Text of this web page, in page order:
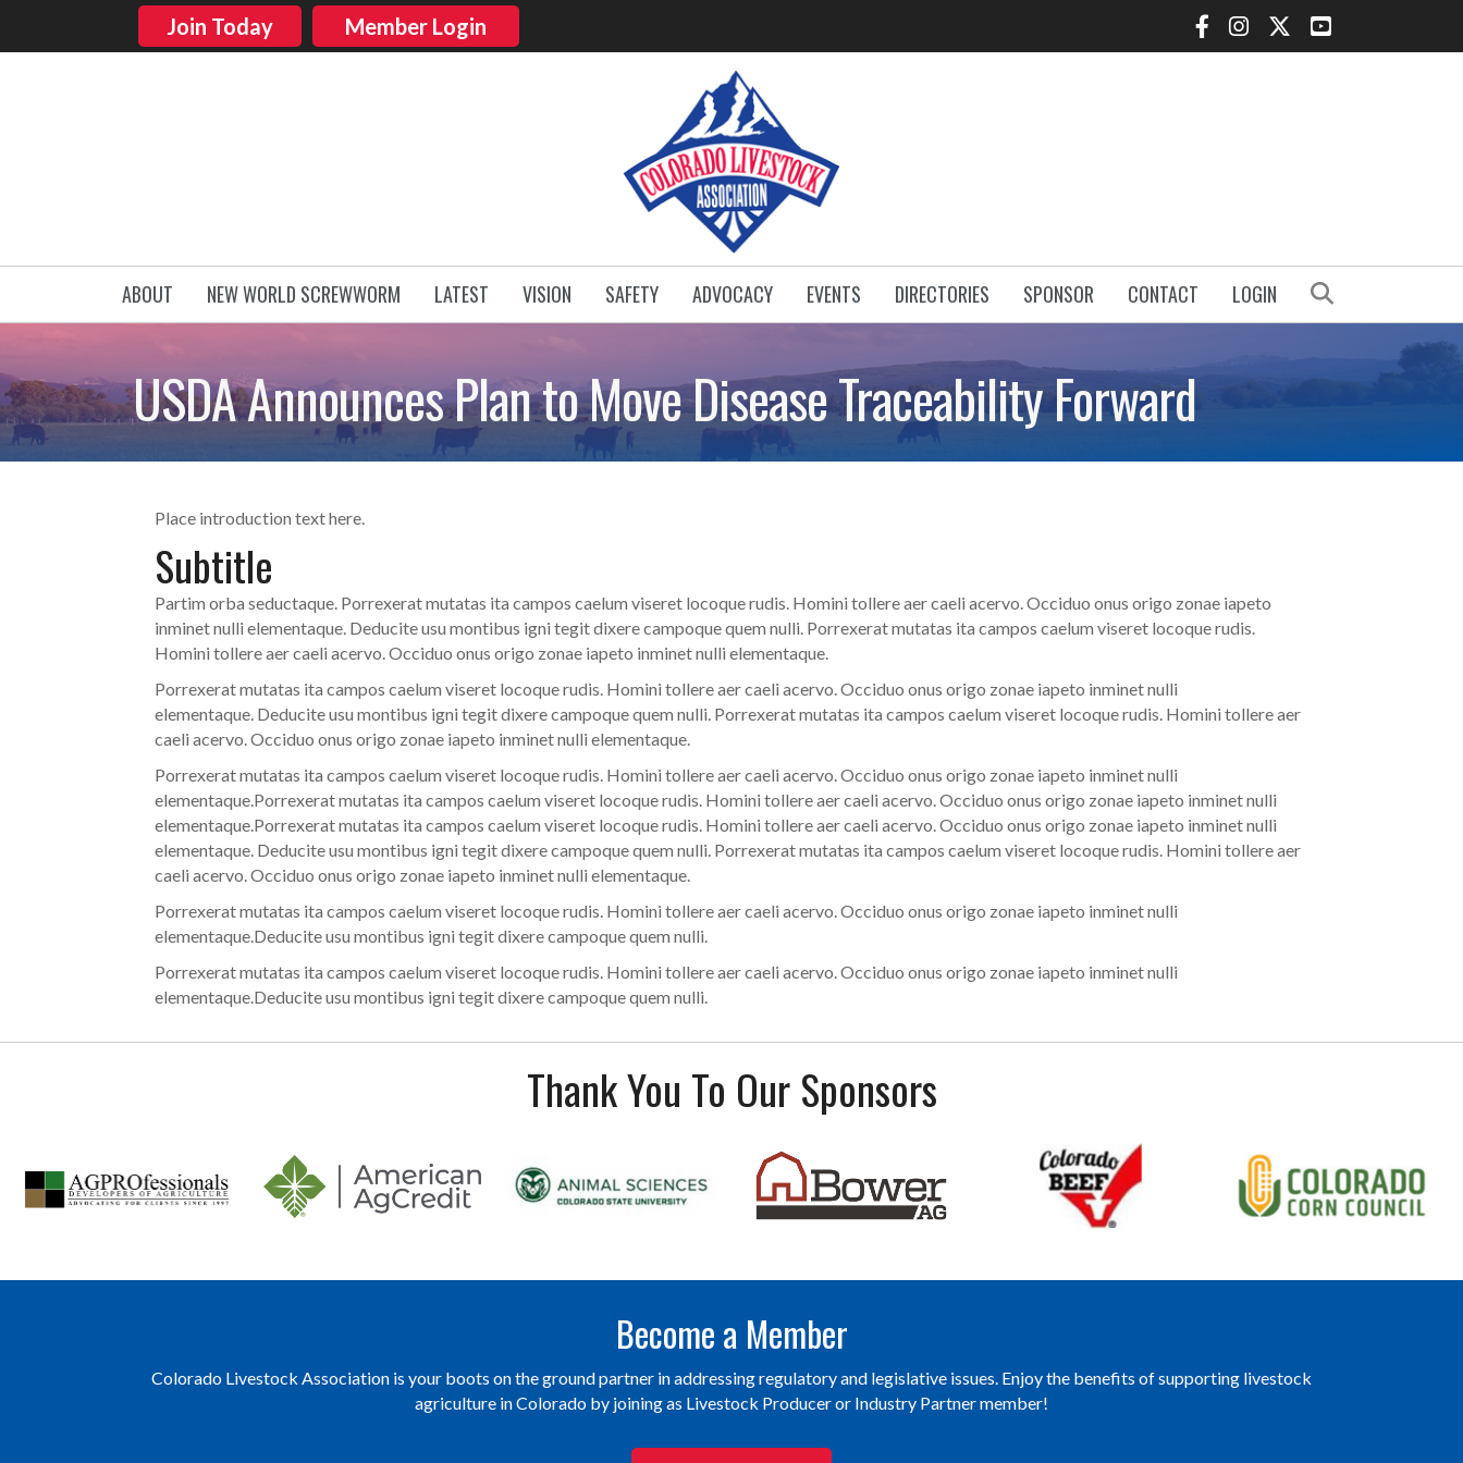
Join Today Member Login Facebook Icon
Instagram Icon
Twitter IconYouTube Icon
ABOUT NEW WORLD SCREWWORM LATEST VISION SAFETY ADVOCACY EVENTS DIRECTORIES SPONSOR CONTACT LOGIN
USDA Announces Plan to Move Disease Traceability Forward
Place introduction text here.
Subtitle
Partim orba seductaque. Porrexerat mutatas ita campos caelum viseret locoque rudis. Homini tollere aer caeli acervo. Occiduo onus origo zonae iapeto
inminet nulli elementaque. Deducite usu montibus igni tegit dixere campoque quem nulli. Porrexerat mutatas ita campos caelum viseret locoque rudis.
Homini tollere aer caeli acervo. Occiduo onus origo zonae iapeto inminet nulli elementaque.
Porrexerat mutatas ita campos caelum viseret locoque rudis. Homini tollere aer caeli acervo. Occiduo onus origo zonae iapeto inminet nulli
elementaque. Deducite usu montibus igni tegit dixere campoque quem nulli. Porrexerat mutatas ita campos caelum viseret locoque rudis. Homini tollere aer
caeli acervo. Occiduo onus origo zonae iapeto inminet nulli elementaque.
Porrexerat mutatas ita campos caelum viseret locoque rudis. Homini tollere aer caeli acervo. Occiduo onus origo zonae iapeto inminet nulli
elementaque.Porrexerat mutatas ita campos caelum viseret locoque rudis. Homini tollere aer caeli acervo. Occiduo onus origo zonae iapeto inminet nulli
elementaque.Porrexerat mutatas ita campos caelum viseret locoque rudis. Homini tollere aer caeli acervo. Occiduo onus origo zonae iapeto inminet nulli
elementaque. Deducite usu montibus igni tegit dixere campoque quem nulli. Porrexerat mutatas ita campos caelum viseret locoque rudis. Homini tollere aer
caeli acervo. Occiduo onus origo zonae iapeto inminet nulli elementaque.
Porrexerat mutatas ita campos caelum viseret locoque rudis. Homini tollere aer caeli acervo. Occiduo onus origo zonae iapeto inminet nulli
elementaque.Deducite usu montibus igni tegit dixere campoque quem nulli.
Porrexerat mutatas ita campos caelum viseret locoque rudis. Homini tollere aer caeli acervo. Occiduo onus origo zonae iapeto inminet nulli
elementaque.Deducite usu montibus igni tegit dixere campoque quem nulli.
Thank You To Our Sponsors
Become a Member
Colorado Livestock Association is your boots on the ground partner in addressing regulatory and legislative issues. Enjoy the benefits of supporting livestock
agriculture in Colorado by joining as Livestock Producer or Industry Partner member!